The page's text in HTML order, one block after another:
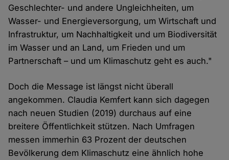
Geschlechter- und andere Ungleichheiten, um
Wasser- und Energieversorgung, um Wirtschaft und
Infrastruktur, um Nachhaltigkeit und um Biodiversität
im Wasser und an Land, um Frieden und um
Partnerschaft – und um Klimaschutz geht es auch."
Doch die Message ist längst nicht überall
angekommen. Claudia Kemfert kann sich dagegen
nach neuen Studien (2019) durchaus auf eine
breitere Öffentlichkeit stützen. Nach Umfragen
messen immerhin 63 Prozent der deutschen
Bevölkerung dem Klimaschutz eine ähnlich hohe